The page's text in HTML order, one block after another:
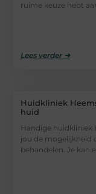
ruime keuze hebt
Lees verder ➜
Huidkliniek
huid
Handige huidkliniek
jou de mogelijkheid
behandelen. Je kan